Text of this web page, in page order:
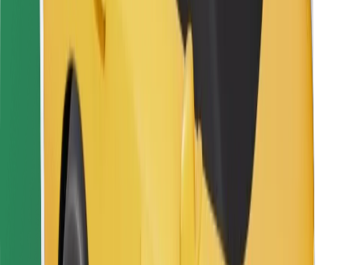
Para propietarios de flota
Para restaurantes
Bolt para empresas
Otros
Proveedores
Términos y Condiciones
Cookies
Seguridad